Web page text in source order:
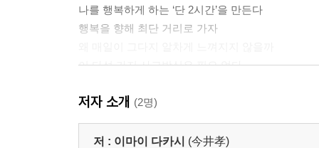
나를 행복하게 하는 ‘단 2시간’을 만든다
행복을 향해 최단 거리로 가자
이 다섯 가지 사고방식은 필요 없다
이 다섯 가지만 할 수 있으면, 인생은 생각하는 대로
STEP 2. ‘하지 않아도 되는 일’을 그만두고, 즐거
저자 소개 (2명)
저 : 이마이 다카시 (今井孝)